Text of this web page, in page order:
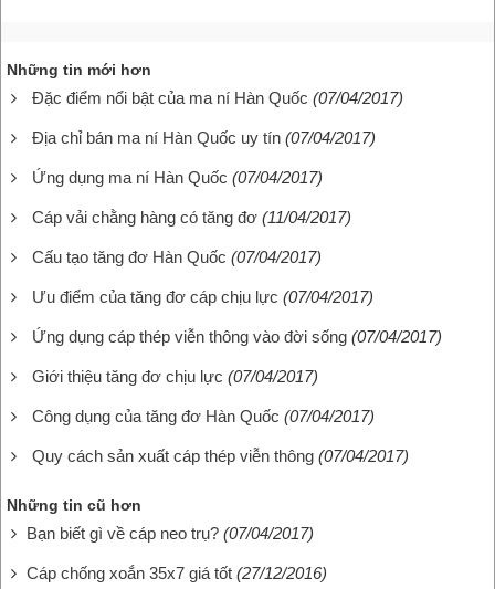
Những tin mới hơn
Đặc điểm nổi bật của ma ní Hàn Quốc (07/04/2017)
Địa chỉ bán ma ní Hàn Quốc uy tín (07/04/2017)
Ứng dụng ma ní Hàn Quốc (07/04/2017)
Cáp vải chằng hàng có tăng đơ (11/04/2017)
Cấu tạo tăng đơ Hàn Quốc (07/04/2017)
Ưu điểm của tăng đơ cáp chịu lực (07/04/2017)
Ứng dụng cáp thép viễn thông vào đời sống (07/04/2017)
Giới thiệu tăng đơ chịu lực (07/04/2017)
Công dụng của tăng đơ Hàn Quốc (07/04/2017)
Quy cách sản xuất cáp thép viễn thông (07/04/2017)
Những tin cũ hơn
Bạn biết gì về cáp neo trụ? (07/04/2017)
Cáp chống xoắn 35x7 giá tốt (27/12/2016)